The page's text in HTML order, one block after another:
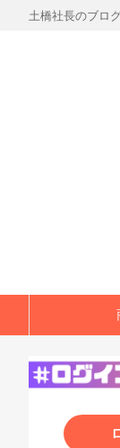
土橋社長のブロ